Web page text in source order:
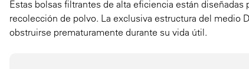
Estas bolsas filtrantes de alta eficiencia están
recolección de polvo. La exclusiva estructura del medio
obstruirse prematuramente durante su vida útil.